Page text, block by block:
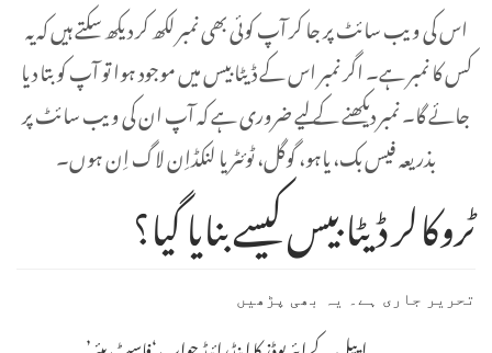
اس کی ویب سائٹ پر جا کر آپ کوئی بھی نمبر لکھ کر دیکھ سکتے ہیں کہ یہ
کس کا نمبر ہے۔ اگر نمبر اس کے ڈیٹا بیس میں موجود ہوا تو آپ کو بتا دیا
جائے گا۔ نمبر دیکھنے کے لیے ضروری ہے کہ آپ ان کی ویب سائٹ پر
بذریعہ فیس بک، یاہو، گوگل، ٹوئٹر یا لنکڈاِن لاگ اِن ہوں۔
ٹروکالر ڈیٹا بیس کیسے بنایا گیا؟
تحریر جاری ہے۔ یہ بھی پڑھیں